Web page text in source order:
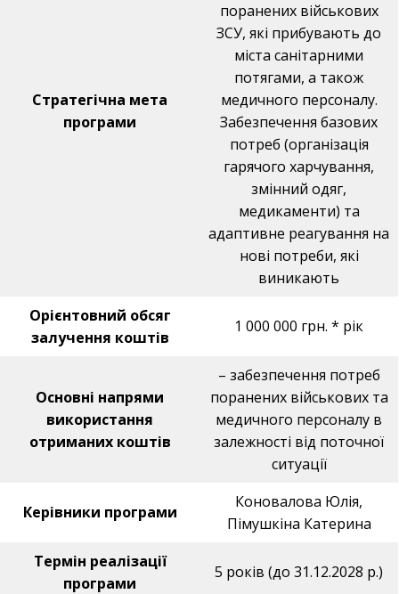
Стратегічна мета
програми
поранених військових
ЗСУ, які прибувають до
міста санітарними
потягами, а також
медичного персоналу.
Забезпечення базових
потреб (організація
гарячого харчування,
змінний одяг,
медикаменти) та
адаптивне реагування на
нові потреби, які
виникають
Орієнтовний обсяг
залучення коштів
1 000 000 грн. * рік
Основні напрями
використання
отриманих коштів
– забезпечення потреб
поранених військових та
медичного персоналу в
залежності від поточної
ситуації
Керівники програми
Коновалова Юлія,
Пімушкіна Катерина
Термін реалізації
програми
5 років (до 31.12.2028 р.)